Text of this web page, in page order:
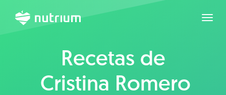
Recetas de
Cristina Romero